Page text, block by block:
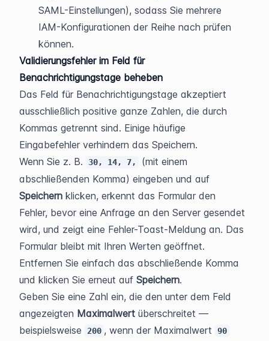
SAML-Einstellungen), sodass Sie mehrere
IAM-Konfigurationen der Reihe nach prüfen
können.
Validierungsfehler im Feld für
Benachrichtigungstage beheben
Das Feld für Benachrichtigungstage akzeptiert
ausschließlich positive ganze Zahlen, die durch
Kommas getrennt sind. Einige häufige
Eingabefehler verhindern das Speichern.
Wenn Sie z. B.
30, 14, 7,
(mit einem
Speichern klicken, erkennt das Formular den
Fehler, bevor eine Anfrage an den Server gesendet
wird, und zeigt eine Fehler-Toast-Meldung an. Das
Formular bleibt mit Ihren Werten geöffnet.
Entfernen Sie einfach das abschließende Komma
und klicken Sie erneut auf Speichern.
Geben Sie eine Zahl ein, die den unter dem Feld
angezeigten Maximalwert überschreitet —
beispielsweise
200 , wenn der Maximalwert 90